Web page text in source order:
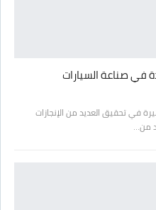
في صناعة السيارات
في تحقيق العديد من الإنجازات
من…